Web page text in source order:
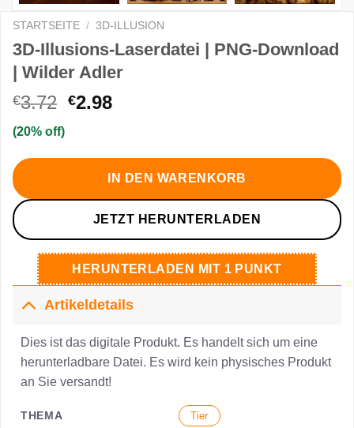
STARTSEITE / 3D-ILLUSION
3D-Illusions-Laserdatei | PNG-Download
| Wilder Adler
€3.72 Ursprünglicher
€3.72
€2.98Aktueller
€2.98.
(20% off)
IN DEN WARENKORB
JETZT HERUNTERLADEN
HERUNTERLADEN MIT 1 PUNKT
Artikeldetails
Dies ist das digitale Produkt. Es handelt sich um eine
herunterladbare Datei. Es wird kein physisches Produkt
an Sie versandt!
THEMA Tier